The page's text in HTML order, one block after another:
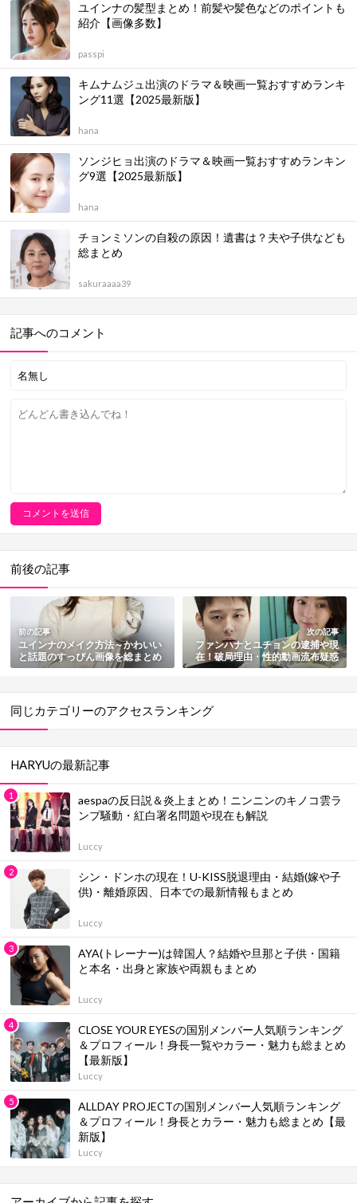
ユインナの髪型まとめ！前髪や髪色などのポイントも
紹介【画像多数】
passpi
キムナムジュ出演のドラマ＆映画一覧おすすめランキ
ング11選【2025最新版】
hana
ソンジヒョ出演のドラマ＆映画一覧おすすめランキン
グ9選【2025最新版】
hana
チョンミソンの自殺の原因！遺書は？夫や子供なども
総まとめ
sakuraaaa39
記事へのコメント
前後の記事
前の記事
ユインナのメイク方法～かわいい
と話題のすっぴん画像を総まとめ
次の記事
ファンハナとユチョンの逮捕や現
在！破局理由・性的動画流布疑惑
など総まとめ
同じカテゴリーのアクセスランキング
HARYUの最新記事
aespaの反日説＆炎上まとめ！ニンニンのキノコ雲ラ
ンプ騒動・紅白署名問題や現在も解説
Luccy
シン・ドンホの現在！U-KISS脱退理由・結婚(嫁や子
供)・離婚原因、日本での最新情報もまとめ
Luccy
AYA(トレーナー)は韓国人？結婚や旦那と子供・国籍
と本名・出身と家族や両親もまとめ
Luccy
CLOSE YOUR EYESの国別メンバー人気順ランキング
＆プロフィール！身長一覧やカラー・魅力も総まとめ
【最新版】
Luccy
ALLDAY PROJECTの国別メンバー人気順ランキング
＆プロフィール！身長とカラー・魅力も総まとめ【最
新版】
Luccy